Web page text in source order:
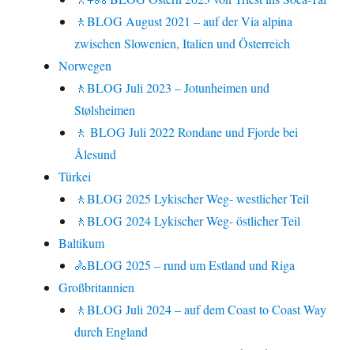
🚶BLOG August 2021 – auf der Via alpina
zwischen Slowenien, Italien und Österreich
Norwegen
🚶BLOG Juli 2023 – Jotunheimen und
Stølsheimen
🚶 BLOG Juli 2022 Rondane und Fjorde bei
Ålesund
Türkei
🚶BLOG 2025 Lykischer Weg- westlicher Teil
🚶BLOG 2024 Lykischer Weg- östlicher Teil
Baltikum
🚴BLOG 2025 – rund um Estland und Riga
Großbritannien
🚶BLOG Juli 2024 – auf dem Coast to Coast Way
durch England